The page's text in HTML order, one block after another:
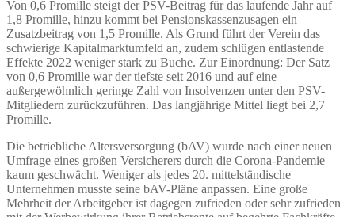
Von 0,6 Promille steigt der PSV-Beitrag für das laufende Jahr auf
1,8 Promille, hinzu kommt bei Pensionskassenzusagen ein
Zusatzbeitrag von 1,5 Promille. Als Grund führt der Verein das
schwierige Kapitalmarktumfeld an, zudem schlügen entlastende
Effekte 2022 weniger stark zu Buche. Zur Einordnung: Der Satz
von 0,6 Promille war der tiefste seit 2016 und auf eine
außergewöhnlich geringe Zahl von Insolvenzen unter den PSV-
Mitgliedern zurückzuführen. Das langjährige Mittel liegt bei 2,7
Promille.
Die betriebliche Altersversorgung (bAV) wurde nach einer neuen
Umfrage eines großen Versicherers durch die Corona-Pandemie
kaum geschwächt. Weniger als jedes 20. mittelständische
Unternehmen musste seine bAV-Pläne anpassen. Eine große
Mehrheit der Arbeitgeber ist dagegen zufrieden oder sehr zufrieden